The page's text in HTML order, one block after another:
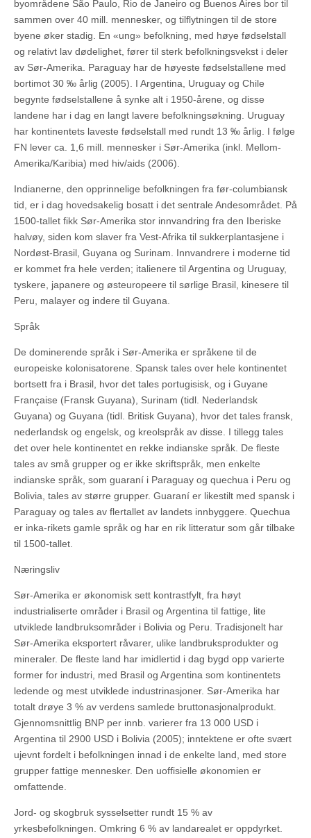
byområdene São Paulo, Rio de Janeiro og Buenos Aires bor til
sammen over 40 mill. mennesker, og tilflytningen til de store
byene øker stadig. En «ung» befolkning, med høye fødselstall
og relativt lav dødelighet, fører til sterk befolkningsvekst i deler
av Sør-Amerika. Paraguay har de høyeste fødselstallene med
bortimot 30 ‰ årlig (2005). I Argentina, Uruguay og Chile
begynte fødselstallene å synke alt i 1950-årene, og disse
landene har i dag en langt lavere befolkningsøkning. Uruguay
har kontinentets laveste fødselstall med rundt 13 ‰ årlig. I følge
FN lever ca. 1,6 mill. mennesker i Sør-Amerika (inkl. Mellom-
Amerika/Karibia) med hiv/aids (2006).
Indianerne, den opprinnelige befolkningen fra før-columbiansk
tid, er i dag hovedsakelig bosatt i det sentrale Andesområdet. På
1500-tallet fikk Sør-Amerika stor innvandring fra den Iberiske
halvøy, siden kom slaver fra Vest-Afrika til sukkerplantasjene i
Nordøst-Brasil, Guyana og Surinam. Innvandrere i moderne tid
er kommet fra hele verden; italienere til Argentina og Uruguay,
tyskere, japanere og østeuropeere til sørlige Brasil, kinesere til
Peru, malayer og indere til Guyana.
Språk
De dominerende språk i Sør-Amerika er språkene til de
europeiske kolonisatorene. Spansk tales over hele kontinentet
bortsett fra i Brasil, hvor det tales portugisisk, og i Guyane
Française (Fransk Guyana), Surinam (tidl. Nederlandsk
Guyana) og Guyana (tidl. Britisk Guyana), hvor det tales fransk,
nederlandsk og engelsk, og kreolspråk av disse. I tillegg tales
det over hele kontinentet en rekke indianske språk. De fleste
tales av små grupper og er ikke skriftspråk, men enkelte
indianske språk, som guaraní i Paraguay og quechua i Peru og
Bolivia, tales av større grupper. Guaraní er likestilt med spansk i
Paraguay og tales av flertallet av landets innbyggere. Quechua
er inka-rikets gamle språk og har en rik litteratur som går tilbake
til 1500-tallet.
Næringsliv
Sør-Amerika er økonomisk sett kontrastfylt, fra høyt
industrialiserte områder i Brasil og Argentina til fattige, lite
utviklede landbruksområder i Bolivia og Peru. Tradisjonelt har
Sør-Amerika eksportert råvarer, ulike landbruksprodukter og
mineraler. De fleste land har imidlertid i dag bygd opp varierte
former for industri, med Brasil og Argentina som kontinentets
ledende og mest utviklede industrinasjoner. Sør-Amerika har
totalt drøye 3 % av verdens samlede bruttonasjonalprodukt.
Gjennomsnittlig BNP per innb. varierer fra 13 000 USD i
Argentina til 2900 USD i Bolivia (2005); inntektene er ofte svært
ujevnt fordelt i befolkningen innad i de enkelte land, med store
grupper fattige mennesker. Den uoffisielle økonomien er
omfattende.
Jord- og skogbruk sysselsetter rundt 15 % av
yrkesbefolkningen. Omkring 6 % av landarealet er oppdyrket.